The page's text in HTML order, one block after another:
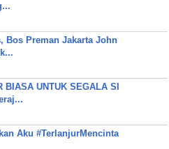
Bos Preman Jakarta John
BIASA UNTUK SEGALA SI
Aku #TerlanjurMencinta